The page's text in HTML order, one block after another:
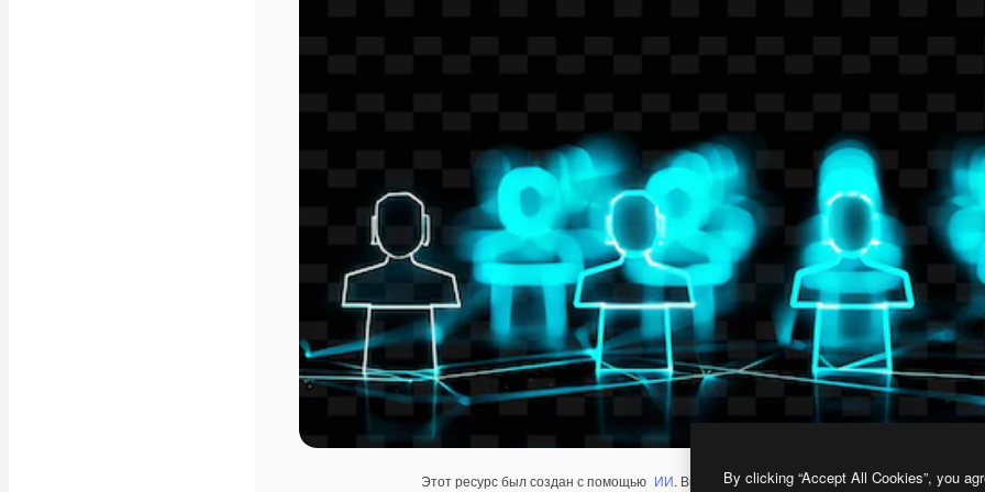
Этот ресурс был создан с помощью ИИ. Вы можете создать свой собственный с
By clicking “Accept All Cookies”, you